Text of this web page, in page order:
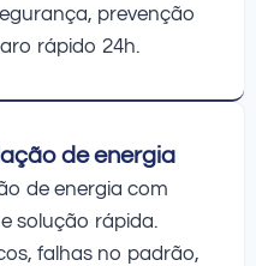
prevenção
rápido 24h.
de energia
de energia com
solução rápida.
falhas no padrão,